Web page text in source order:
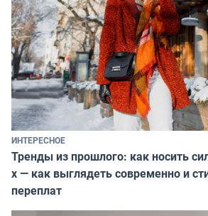
ИНТЕРЕСНОЕ
Тренды из прошлого: как носить
х — как выглядеть современно и
переплат